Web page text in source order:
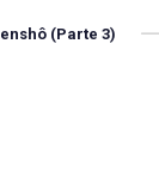
(Parte 3)